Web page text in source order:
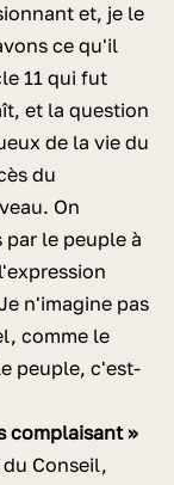
et, je le
ce qu'il
11 qui fut
et la question
de la vie du
du
On
le peuple à
n'imagine pas
comme le
peuple, c'est-
complaisant »
Conseil,